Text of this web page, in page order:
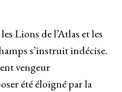
Lions de l’Atlas et les
s’instruit indécise.
vengeur
été éloigné par la